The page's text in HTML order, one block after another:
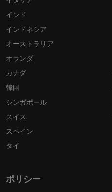
インド
インドネシア
オーストラリア
オランダ
カナダ
韓国
シンガポール
スイス
スペイン
タイ
ポリシー